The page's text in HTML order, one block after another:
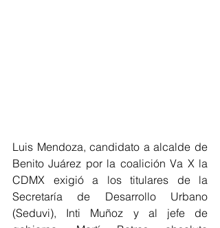
Luis Mendoza, candidato a alcalde de
Benito Juárez por la coalición Va X la
CDMX exigió a los titulares de la
Secretaría de Desarrollo Urbano
(Seduvi), Inti Muñoz y al jefe de